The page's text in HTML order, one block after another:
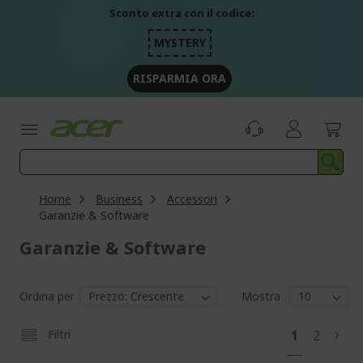
Sconto extra con il codice:
MYSTERY
RISPARMIA ORA
Home Business
Accessori
Garanzie & Software
Garanzie & Software
Ordina per Mostra
Filtri
stai
1 Pagina
2